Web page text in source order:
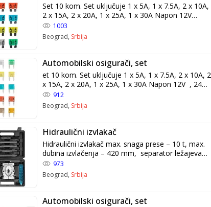
Set 10 kom. Set uključuje 1 x 5A, 1 x 7.5A, 2 x 10A,
2 x 15A, 2 x 20A, 1 x 25A, 1 x 30A Napon 12V
, 24V Širina 11 mm Materijal kućišta Polikarbonat
Težina 0.028 kg
1003
Beograd, Srbija
Automobilski osigurači, set
et 10 kom. Set uključuje 1 x 5A, 1 x 7.5A, 2 x 10A, 2
x 15A, 2 x 20A, 1 x 25A, 1 x 30A Napon 12V , 24V
Širina 19 mm Materijal kućišta Polikarbonat Težina
0.021 kg
912
Beograd, Srbija
Hidraulični izvlakač
Hidraulični izvlakač max. snaga prese – 10 t, max.
dubina izvlačenja – 420 mm, separator ležajeva
od ø75-105 mm.
973
Beograd, Srbija
Automobilski osigurači, set